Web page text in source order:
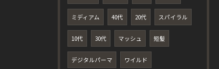
ミディアム 40代 20代 スパイラル
10代 30代 マッシュ 短髪
デジタルパーマ ワイルド